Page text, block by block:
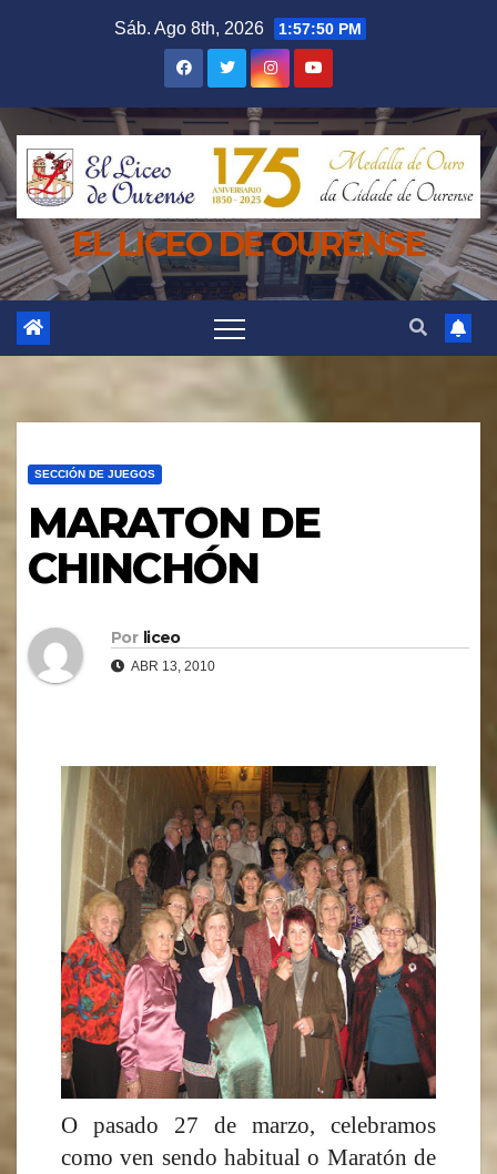
Sáb. Ago 8th, 2026 1:57:51 PM
EL LICEO DE OURENSE
SECCIÓN DE JUEGOS
MARATON DE
CHINCHÓN
Por liceo
ABR 13, 2010
O pasado 27 de marzo, celebramos
como ven sendo habitual o Maratón de